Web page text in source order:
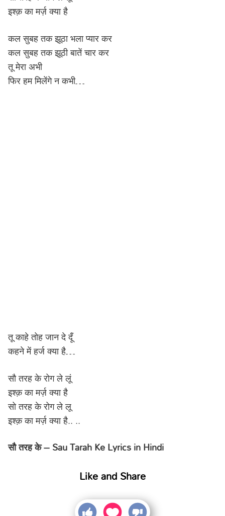
इश्क़ का मर्ज़ क्या है
कल सुबह तक झूठा भला प्यार कर
कल सुबह तक झूठी बातें चार कर
तू मेरा अभी
फिर हम मिलेंगे न कभी…
तू काहे तोह जान दे दूँ
कहने में हर्ज क्या है…
सौ तरह के रोग ले लूं
इश्क़ का मर्ज़ क्या है
सो तरह के रोग ले लू
इश्क़ का मर्ज़ क्या है.. ..
सौ तरह के – Sau Tarah Ke Lyrics in Hindi
Like and Share